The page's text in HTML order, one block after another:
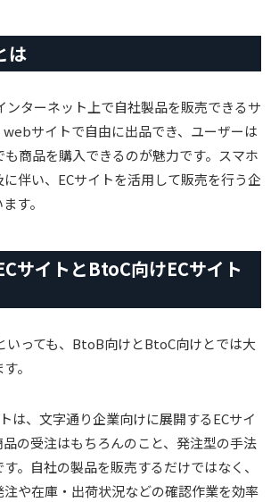
は
ンターネット上で自社製品を販売できるサ
サイトで自由に出品でき、ユーザーは
も商品を購入できるのが魅力です。スマホ
伴い、ECサイトを活用して販売を行う企
す。
サイトとBtoC向けECサイト
いっても、BtoB向けとBtoC向けとでは大
。
は、文字通り企業向けに展開するECサイ
品の受注はもちろんのこと、発注型の手法
。自社の製品を販売するだけではなく、
や在庫・出荷状況などの確認作業を効率